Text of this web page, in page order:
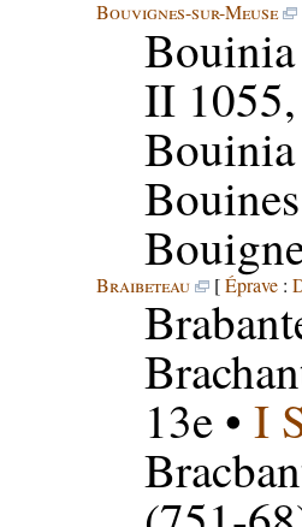
Bouvignes-sur-Meuse
Bouinia
II
Bouinia
Bouines
Braibeteau [Éprave:
13e • I